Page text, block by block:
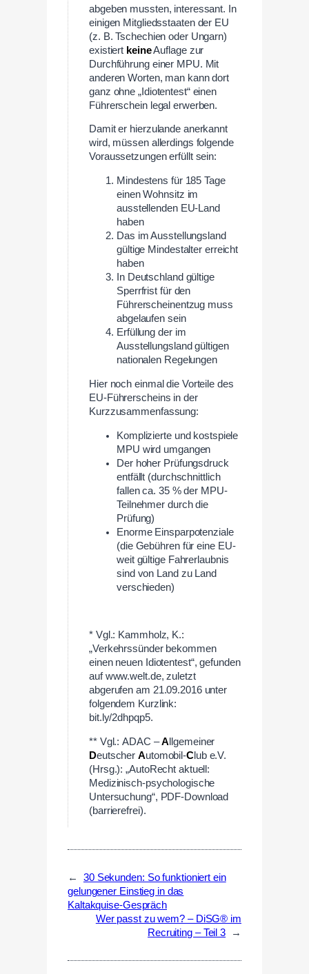
abgeben mussten, interessant. In
einigen Mitgliedsstaaten der EU
(z. B. Tschechien oder Ungarn)
existiert keineAuflage zur
Durchführung einer MPU. Mit
anderen Worten, man kann dort
ganz ohne „Idiotentest“ einen
Führerschein legal erwerben.
Damit er hierzulande anerkannt
wird, müssen allerdings folgende
Voraussetzungen erfüllt sein:
Mindestens für 185 Tage
einen Wohnsitz im
ausstellenden EU-Land
haben
Das im Ausstellungsland
gültige Mindestalter erreicht
haben
In Deutschland gültige
Sperrfrist für den
Führerscheinentzug muss
abgelaufen sein
Erfüllung der im
Ausstellungsland gültigen
nationalen Regelungen
Hier noch einmal die Vorteile des
EU-Führerscheins in der
Kurzzusammenfassung:
Komplizierte und kostspiele
MPU wird umgangen
Der hoher Prüfungsdruck
entfällt (durchschnittlich
fallen ca. 35 % der MPU-
Teilnehmer durch die
Prüfung)
Enorme Einsparpotenziale
(die Gebühren für eine EU-
weit gültige Fahrerlaubnis
sind von Land zu Land
verschieden)
* Vgl.: Kammholz, K.:
„Verkehrssünder bekommen
einen neuen Idiotentest“, gefunden
auf www.welt.de, zuletzt
abgerufen am 21.09.2016 unter
folgendem Kurzlink:
bit.ly/2dhpqp5.
** Vgl.: ADAC –A llgemeiner
DeutscherAutomobil-Club e.V.
(Hrsg.): „AutoRecht aktuell:
Medizinisch-psychologische
Untersuchung“, PDF-Download
(barrierefrei).
←
30 Sekunden: So funktioniert ein
gelungener Einstieg in das
Kaltakquise-Gespräch
Wer passt zu wem? – DiSG® im
Recruiting – Teil 3
→